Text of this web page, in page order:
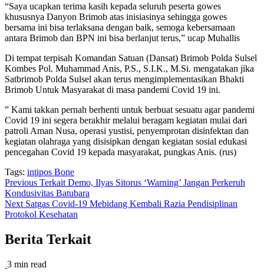
“Saya ucapkan terima kasih kepada seluruh peserta gowes
khususnya Danyon Brimob atas inisiasinya sehingga gowes
bersama ini bisa terlaksana dengan baik, semoga kebersamaan
antara Brimob dan BPN ini bisa berlanjut terus,” ucap Muhallis
Di tempat terpisah Komandan Satuan (Dansat) Brimob Polda Sulsel
Kombes Pol. Muhammad Anis, P.S., S.I.K., M.Si. mengatakan jika
Satbrimob Polda Sulsel akan terus mengimplementasikan Bhakti
Brimob Untuk Masyarakat di masa pandemi Covid 19 ini.
” Kami takkan pernah berhenti untuk berbuat sesuatu agar pandemi
Covid 19 ini segera berakhir melalui beragam kegiatan mulai dari
patroli Aman Nusa, operasi yustisi, penyemprotan disinfektan dan
kegiatan olahraga yang disisipkan dengan kegiatan sosial edukasi
pencegahan Covid 19 kepada masyarakat, pungkas Anis. (rus)
Tags: intipos Bone
Post
navigation
Previous Terkait Demo, Ilyas Sitorus ‘Warning’ Jangan Perkeruh
Kondusivitas Batubara
Next Satgas Covid-19 Mebidang Kembali Razia Pendisiplinan
Protokol Kesehatan
Berita Terkait
3 min read